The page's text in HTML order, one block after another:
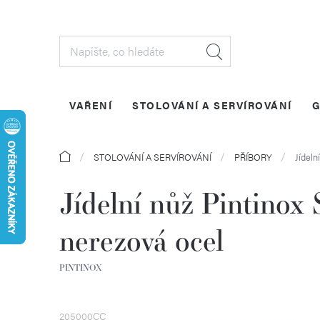
VAŘENÍ STOLOVÁNÍ A SERVÍROVÁNÍ
DomůSTOLOVÁNÍ A SERVÍROVÁNÍ PŘÍBORY
Jídelní nůž Pintinox
nerezová ocel
PINTINOX
205000CC